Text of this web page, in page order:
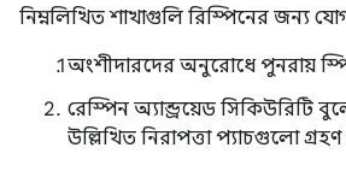
নিম্নলিখিত শাখাগুলি রিস্পিনের জন্য
অংশীদারদের অনুরোধে পুনরায়
রেস্পিন অ্যান্ড্রয়েড সিকিউরিটি
উল্লিখিত নিরাপত্তা প্যাচগুলো